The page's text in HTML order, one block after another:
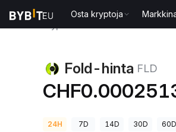
Osta kryptoja
Fold-hinta FLD
24H 7D 14D 30D 60D